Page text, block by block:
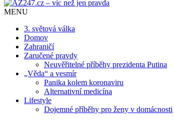
MENU
3. světová válka
Domov
Zahraničí
Zaručené pravdy
Neuvěřitelné příběhy prezidenta Putina
„Věda“ a vesmír
Panika kolem koronaviru
Alternativní medicína
Lifestyle
Dojemné příběhy pro ženy v domácnosti